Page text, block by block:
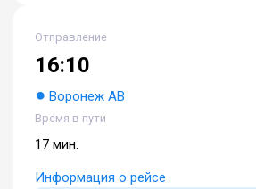
Отправление
16:10
Воронеж АВ
Время в пути
17 мин.
Информация о рейсе